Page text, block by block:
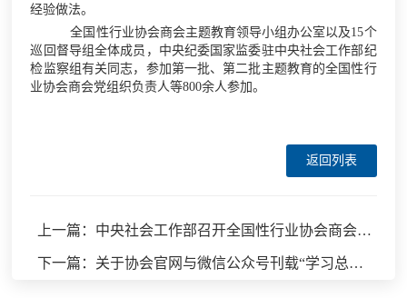
经验做法。
全国性行业协会商会主题教育领导小组办公室以及15个
巡回督导组全体成员，中央纪委国家监委驻中央社会工作部纪
检监察组有关同志，参加第一批、第二批主题教育的全国性行
业协会商会党组织负责人等800余人参加。
返回列表
上一篇：中央社会工作部召开全国性行业协会商会第二批学习贯彻习近平新时代中国特色社会主义思想主题教育总结会
下一篇：关于协会官网与微信公众号刊载“学习总书记讲话，弘扬企业家精神”主题文章的通知